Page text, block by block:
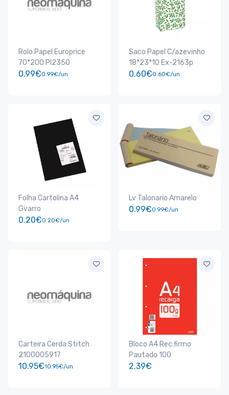
Rolo Papel Europrice
70*200 Pl2350
0.99€0.99€/un
Saco Papel C/azevinho
18*23*10 Ex-2163p
0.60€0.60€/un
Folha Cartolina A4
Gvarro
0.20€0.20€/un
Lv Talonario Amarelo
0.99€0.99€/un
Carteira Cerda Stitch
2100005917
10.95€10.95€/un
Bloco A4 Rec.firmo
Pautado 100
2.39€